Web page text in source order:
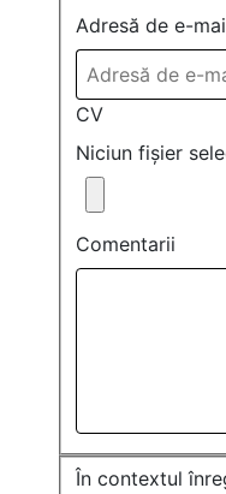
Adresă de e-
CV
Niciun fișier
Comentarii
În contextul